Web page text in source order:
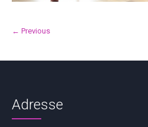
← Previous
Adresse